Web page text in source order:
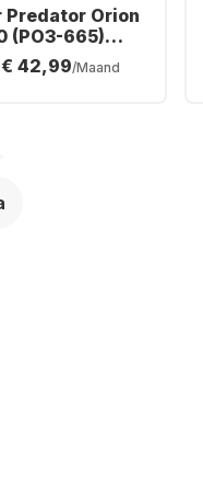
Predator Orion
(PO3-665)
Desktop -
Core™ Ultra 5-
RTX™
€ 42,99/Maand